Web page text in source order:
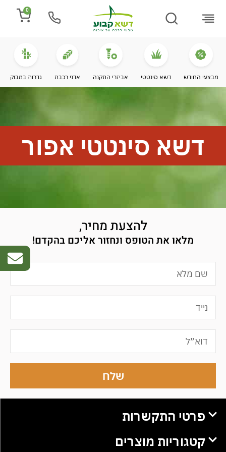
0
מבצעי החודש דשא סינטטי אביזרי התקנה אדני רכבת גדרות במבוק
דשא סינטטי אפור
להצעת מחיר,
מלאו את הטופס ונחזור אליכם בהקדם!
שלח
פרטי התקשרות
קטגוריות מוצרים